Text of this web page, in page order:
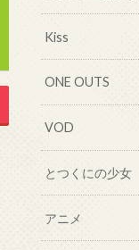
Kiss
ONE OUTS
VOD
とつくにの少女
アニメ